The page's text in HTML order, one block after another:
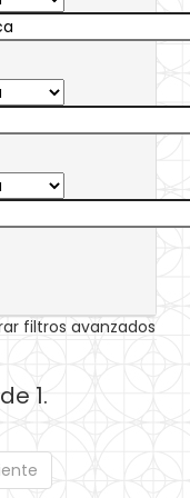
filtros avanzados
1.